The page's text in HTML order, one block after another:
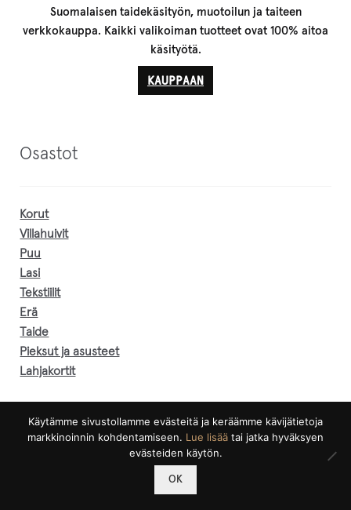
Suomalaisen taidekäsityön, muotoilun ja taiteen
verkkokauppa. Kaikki valikoiman tuotteet ovat 100% aitoa
käsityötä.
KAUPPAAN
Osastot
Korut
Villahuivit
Puu
Lasi
Tekstiilit
Erä
Taide
Pieksut ja asusteet
Lahjakortit
Puukulhot
Käytämme sivustollamme evästeitä ja keräämme kävijätietoja
markkinoinnin kohdentamiseen. Lue lisää tai jatka hyväksyen
evästeiden käytön.
OK